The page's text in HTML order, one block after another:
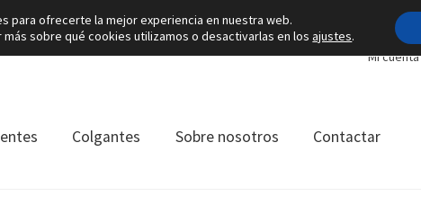
Mi cuenta
Colgantes Sobre nosotros Contactar
para ofrecerte la mejor experiencia en nuestra web.
más sobre qué cookies utilizamos o desactivarlas en losajustes.